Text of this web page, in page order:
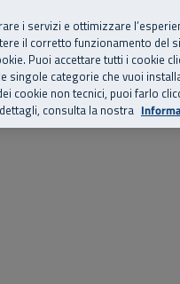
per il mondo della disabilità
Chi siamo Storie, news
i servizi e ottimizzare
il corretto funzionamento del
Puoi accettare tutti i cookie
categorie che vuoi
cookie non tecnici, puoi farlo
consulta la nostra